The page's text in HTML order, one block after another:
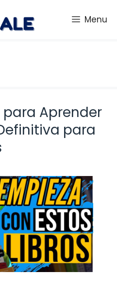
Menu
para Aprender
para